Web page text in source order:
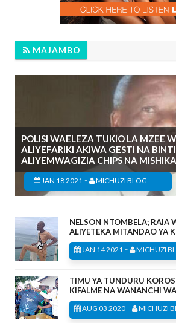
MAJAMBO
POLISI WAELEZA TUKIO LA MZEE
ALIYEFARIKI AKIWA GESTI NA
ALIYEMWAGIZIA CHIPS NA
JAN 18 2021 - MICHUZI BLOG
NELSON NTOMBELA; RAIA
ALIYETEKA MITANDAO YA
JAN 14 2021 - MICHUZI
TIMU YA TUNDURU
KIFALME NA WANANCHI
AUG 03 2020 - MICHUZI